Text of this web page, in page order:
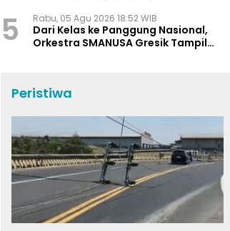
5 Rabu, 05 Agu 2026 18:52 WIB
Dari Kelas ke Panggung Nasional,
Orkestra SMANUSA Gresik Tampil
Peristiwa